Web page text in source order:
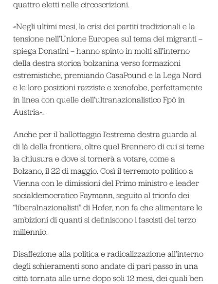
quattro eletti nelle circoscrizioni.
«Negli ultimi mesi, la crisi dei partiti tradizionali e la
tensione nell’Unione Europea sul tema dei migranti –
spiega Donatini – hanno spinto in molti all’interno
della destra storica bolzanina verso formazioni
estremistiche, premiando CasaPound e la Lega Nord
e le loro posizioni razziste e xenofobe, perfettamente
in linea con quelle dell’ultranazionalistico Fpö in
Austria».
Anche per il ballottaggio l’estrema destra guarda al
di là della frontiera, oltre quel Brennero di cui si teme
la chiusura e dove si tornerà a votare, come a
Bolzano, il 22 di maggio. Così il terremoto politico a
Vienna con le dimissioni del Primo ministro e leader
socialdemocratico Faymann, seguito al trionfo dei
“liberalnazionalisti” di Hofer, non fa che alimentare le
ambizioni di quanti si definiscono i fascisti del terzo
millennio.
Disaffezione alla politica e radicalizzazione all’interno
degli schieramenti sono andate di pari passo in una
città tornata alle urne dopo soli 12 mesi, dei quali ben